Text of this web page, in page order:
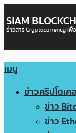
เมนู
ข่าวคริปโตเค
ข่าว
ข่าว